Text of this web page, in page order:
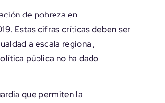
de pobreza en
Estas cifras críticas deben ser
a escala regional,
pública no ha dado
que permiten la